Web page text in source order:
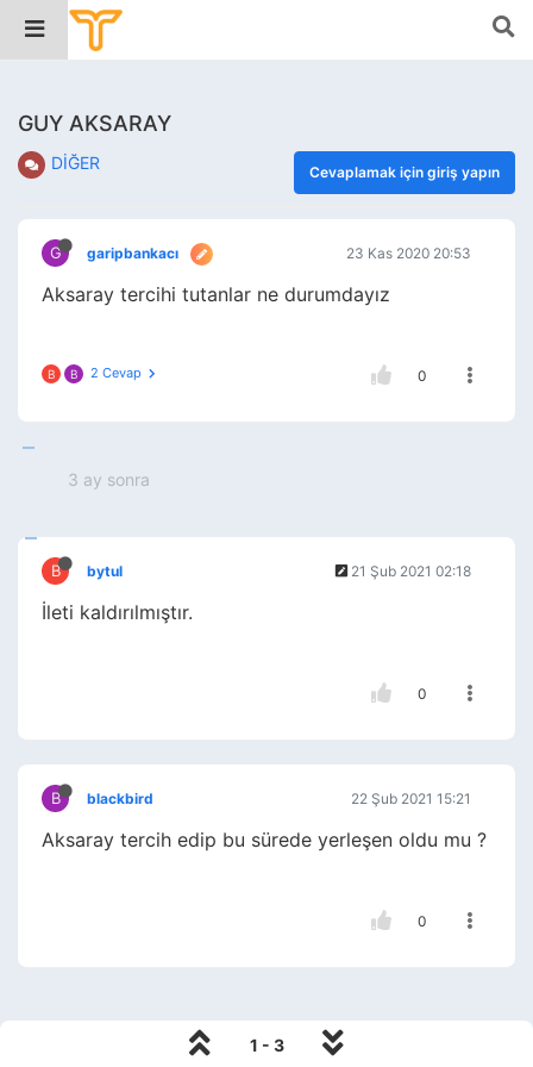
GUY AKSARAY
DİĞER Cevaplamak için giriş yapın
G garipbankacı 23 Kas 2020 20:53
Aksaray tercihi tutanlar ne durumdayız
B B 2 Cevap 0
3 ay sonra
B bytul 21 Şub 2021 02:18
İleti kaldırılmıştır.
0
B blackbird 22 Şub 2021 15:21
Aksaray tercih edip bu sürede yerleşen oldu mu ?
0
1 - 3